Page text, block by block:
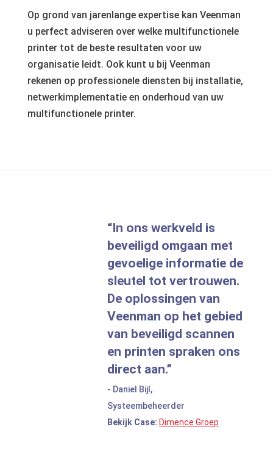
Op grond van jarenlange expertise kan Veenman
u perfect adviseren over welke multifunctionele
printer tot de beste resultaten voor uw
organisatie leidt. Ook kunt u bij Veenman
rekenen op professionele diensten bij installatie,
netwerkimplementatie en onderhoud van uw
multifunctionele printer.
In ons werkveld is
beveiligd omgaan met
gevoelige informatie de
sleutel tot vertrouwen.
De oplossingen van
Veenman op het gebied
van beveiligd scannen
en printen spraken ons
direct aan.
- Daniel Bijl,
Systeembeheerder
Bekijk Case: Dimence Groep